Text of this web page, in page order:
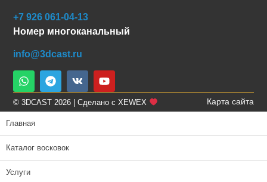
+7 926 061-04-13
Номер многоканальный
info@3dcast.ru
© 3DCAST 2026 | Сделано с XEWEX Карта сайта
Главная
Каталог восковок
Услуги